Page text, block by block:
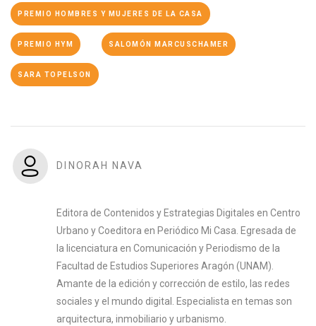
PREMIO HOMBRES Y MUJERES DE LA CASA
PREMIO HYM SALOMÓN MARCUSCHAMER
SARA TOPELSON
DINORAH NAVA
Editora de Contenidos y Estrategias Digitales en Centro
Urbano y Coeditora en Periódico Mi Casa. Egresada de
la licenciatura en Comunicación y Periodismo de la
Facultad de Estudios Superiores Aragón (UNAM).
Amante de la edición y corrección de estilo, las redes
sociales y el mundo digital. Especialista en temas son
arquitectura, inmobiliario y urbanismo.